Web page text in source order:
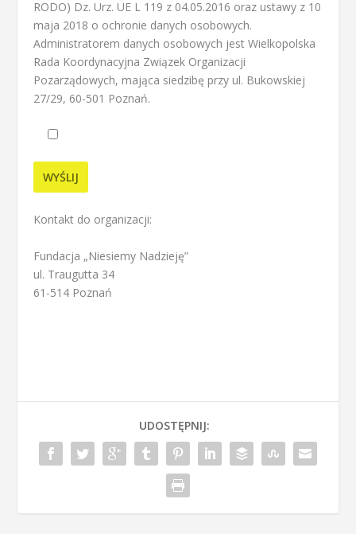
RODO) Dz. Urz. UE L 119 z 04.05.2016 oraz ustawy z 10
maja 2018 o ochronie danych osobowych.
Administratorem danych osobowych jest Wielkopolska
Rada Koordynacyjna Związek Organizacji
Pozarządowych, mająca siedzibę przy ul. Bukowskiej
27/29, 60-501 Poznań.
Kontakt do organizacji:
Fundacja „Niesiemy Nadzieję”
ul. Traugutta 34
61-514 Poznań
UDOSTĘPNIJ: